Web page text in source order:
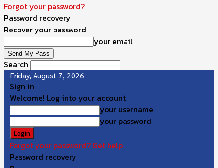
Forgot your password?
Password recovery
Recover your password
your email
Search
Friday, August 7, 2026
Sign in
Welcome! Log into your account
your username
your password
Forgot your password? Get help
Password recovery